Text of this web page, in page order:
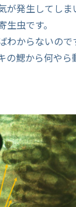
が発生してしま
虫です。
わからないので
の鰓から何や